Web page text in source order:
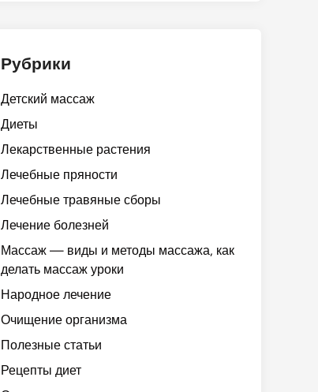
Рубрики
Детский массаж
Диеты
Лекарственные растения
Лечебные пряности
Лечебные травяные сборы
Лечение болезней
Массаж — виды и методы массажа, как
делать массаж уроки
Народное лечение
Очищение организма
Полезные статьи
Рецепты диет